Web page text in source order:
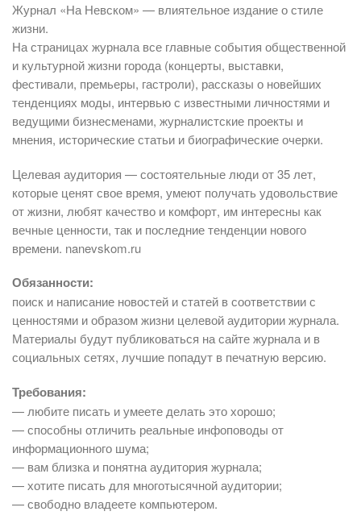
Журнал «На Невском» — влиятельное издание о стиле
жизни.
На страницах журнала все главные события общественной
и культурной жизни города (концерты, выставки,
фестивали, премьеры, гастроли), рассказы о новейших
тенденциях моды, интервью с известными личностями и
ведущими бизнесменами, журналистские проекты и
мнения, исторические статьи и биографические очерки.
Целевая аудитория — состоятельные люди от 35 лет,
которые ценят свое время, умеют получать удовольствие
от жизни, любят качество и комфорт, им интересны как
вечные ценности, так и последние тенденции нового
времени. nanevskom.ru
Обязанности:
поиск и написание новостей и статей в соответствии с
ценностями и образом жизни целевой аудитории журнала.
Материалы будут публиковаться на сайте журнала и в
социальных сетях, лучшие попадут в печатную версию.
Требования:
— любите писать и умеете делать это хорошо;
— способны отличить реальные инфоповоды от
информационного шума;
— вам близка и понятна аудитория журнала;
— хотите писать для многотысячной аудитории;
— свободно владеете компьютером.